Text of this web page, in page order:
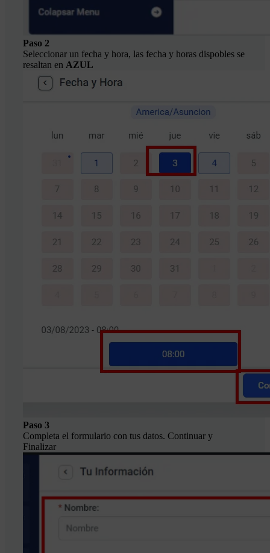
Paso 2
Seleccionar un fecha y hora, las fecha y horas dispobles se
resaltan en AZUL
Paso 3
Completa el formulario con tus datos. Continuar y
Finalizar